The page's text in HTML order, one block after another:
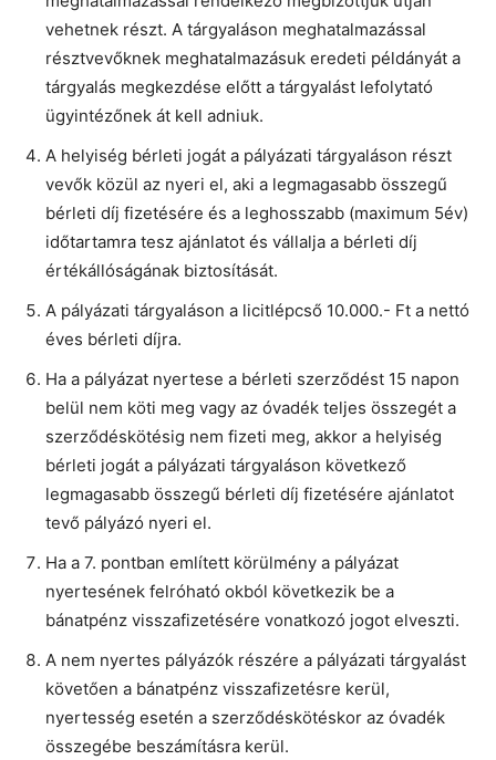
vehetnek részt. A tárgyaláson meghatalmazással
résztvevőknek meghatalmazásuk eredeti példányát a
tárgyalás megkezdése előtt a tárgyalást lefolytató
ügyintézőnek át kell adniuk.
A helyiség bérleti jogát a pályázati tárgyaláson részt
vevők közül az nyeri el, aki a legmagasabb összegű
bérleti díj fizetésére és a leghosszabb (maximum 5év)
időtartamra tesz ajánlatot és vállalja a bérleti díj
értékállóságának biztosítását.
A pályázati tárgyaláson a licitlépcső 10.000.- Ft a nettó
éves bérleti díjra.
Ha a pályázat nyertese a bérleti szerződést 15 napon
belül nem köti meg vagy az óvadék teljes összegét a
szerződéskötésig nem fizeti meg, akkor a helyiség
bérleti jogát a pályázati tárgyaláson következő
legmagasabb összegű bérleti díj fizetésére ajánlatot
tevő pályázó nyeri el.
Ha a 7. pontban említett körülmény a pályázat
nyertesének felróható okból következik be a
bánatpénz visszafizetésére vonatkozó jogot elveszti.
A nem nyertes pályázók részére a pályázati tárgyalást
követően a bánatpénz visszafizetésre kerül,
nyertesség esetén a szerződéskötéskor az óvadék
összegébe beszámításra kerül.